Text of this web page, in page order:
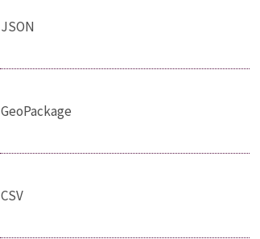
JSON
GeoPackage
CSV